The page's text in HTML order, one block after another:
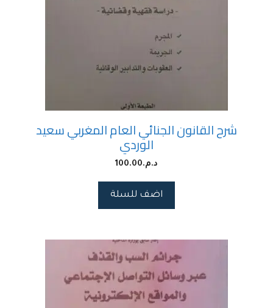
شرح القانون الجنائي العام المغربي سعيد
الوردي
د.م.100.00
اضف للسلة